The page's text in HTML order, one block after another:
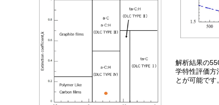
解析結果の
学特性評価方
とが可能で